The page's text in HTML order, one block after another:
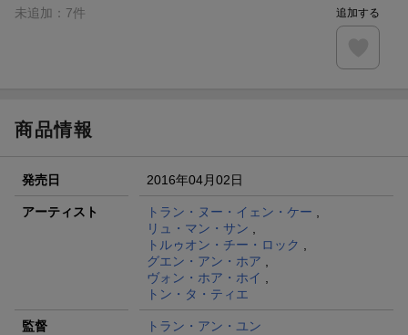
条件達成で楽天限定・宝塚歌劇 宙組貸切公演ペアチケット
エントリー＆条件達成で『鬼滅の刃』オリジナルきんちゃく
未追加： 7件 追加する
商品情報
発売日 2016年04月02日
アーティスト トラン・ヌー・イェン・ケー ,
リュ・マン・サン ,
トルゥオン・チー・ロック ,
グエン・アン・ホア ,
ヴォン・ホア・ホイ ,
トン・タ・ティエ
監督 トラン・アン・ユン